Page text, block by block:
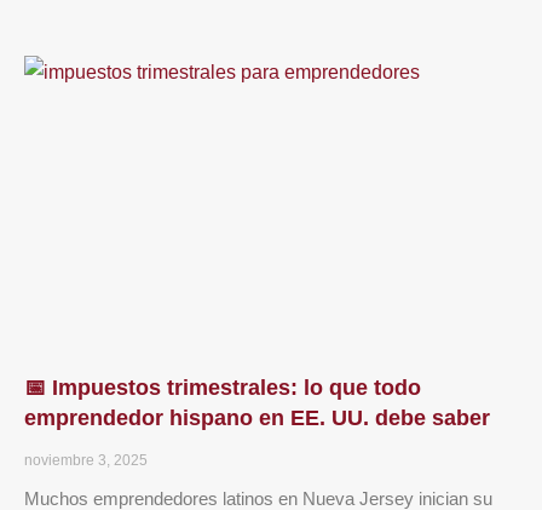
📅 Impuestos trimestrales: lo que todo
emprendedor hispano en EE. UU. debe saber
noviembre 3, 2025
Muchos emprendedores latinos en Nueva Jersey inician su